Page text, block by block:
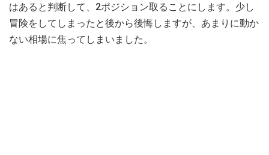
はあると判断して、2ポジション取ることにします。少し
冒険をしてしまったと後から後悔しますが、あまりに動か
ない相場に焦ってしまいました。